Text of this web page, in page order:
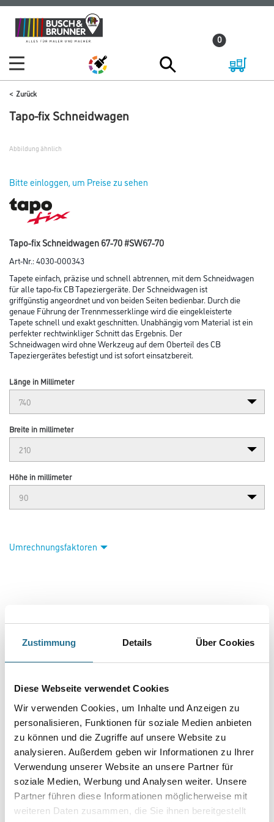
Zustimmung Details Über Cookies
Diese Webseite verwendet Cookies
Wir verwenden Cookies, um Inhalte und Anzeigen zu
personalisieren, Funktionen für soziale Medien anbieten
zu können und die Zugriffe auf unsere Website zu
analysieren. Außerdem geben wir Informationen zu Ihrer
Verwendung unserer Website an unsere Partner für
soziale Medien, Werbung und Analysen weiter. Unsere
Partner führen diese Informationen möglicherweise mit
weiteren Daten zusammen, die Sie ihnen bereitgestellt
Zum
Inhalt
Zum
Navigationsmenü
0
Zurück
Tapo-fix Schneidwagen
Abbildung ähnlich
Bitte einloggen, um Preise zu sehen
Tapo-fix Schneidwagen 67-70 #SW67-70
Art-Nr.:4030-000343
Tapete einfach, präzise und schnell abtrennen, mit dem Schneidwagen
für alle tapo-fix CB Tapeziergeräte. Der Schneidwagen ist
griffgünstig angeordnet und von beiden Seiten bedienbar. Durch die
genaue Führung der Trennmesserklinge wird die eingekleisterte
Tapete schnell und exakt geschnitten. Unabhängig vom Material ist ein
perfekter rechtwinkliger Schnitt das Ergebnis. Der
Schneidwagen wird ohne Werkzeug auf dem Oberteil des CB
Tapeziergerätes befestigt und ist sofort einsatzbereit.
Länge in Millimeter
Breite in millimeter
Höhe in millimeter
Umrechnungsfaktoren
PRODUKTEIGENSCHAFTEN
ZUSATZINFOS
GEFAHRENHINWEISE
SPEZIFIKATIONEN